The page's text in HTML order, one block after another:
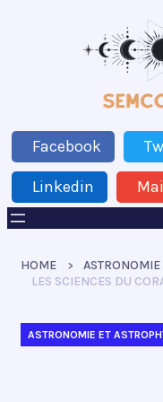
Facebook
Linkedin
HOME
ASTRONOMIE
LES SCIENCES DU
ASTRONOMIE ET